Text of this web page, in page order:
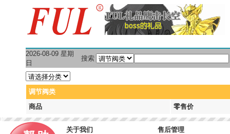
2026-08-09 星期
日
搜索
调节阀类
商品
零售价
关于我们
售后管理